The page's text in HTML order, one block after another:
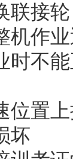
联接轮
机作
时不
位置
坏